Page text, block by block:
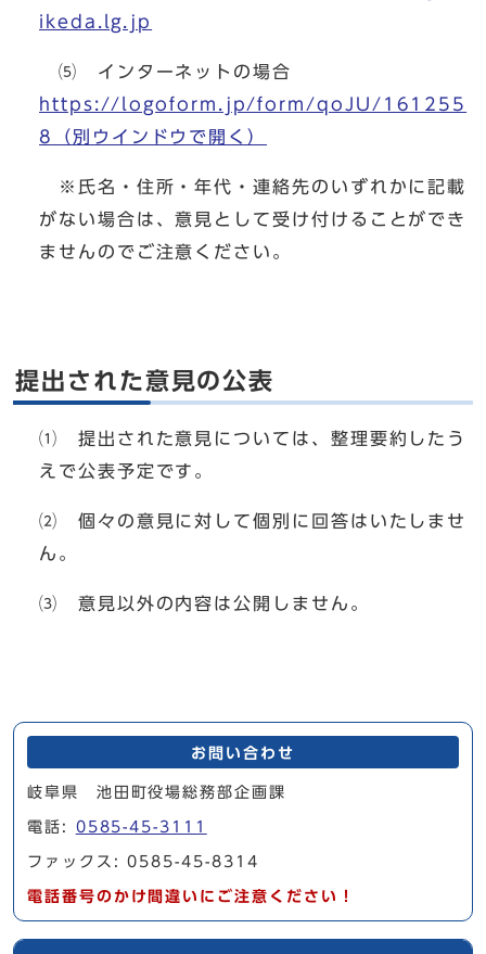
ikeda.lg.jp
⑸ インターネットの場合
https://logoform.jp/form/qoJU/161255
8
（別ウインドウで開く）
※氏名・住所・年代・連絡先のいずれかに記載
がない場合は、意見として受け付けることができ
ませんのでご注意ください。
提出された意見の公表
⑴ 提出された意見については、整理要約したう
えで公表予定です。
⑵ 個々の意見に対して個別に回答はいたしませ
ん。
⑶ 意見以外の内容は公開しません。
お問い合わせ
岐阜県 池田町役場総務部企画課
電話: 0585-45-3111
ファックス: 0585-45-8314
電話番号のかけ間違いにご注意ください！